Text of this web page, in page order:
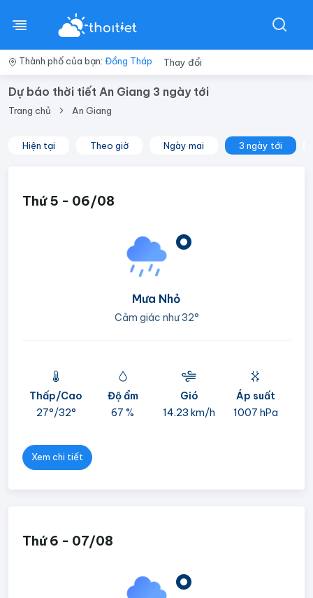
Thành phố của bạn: Đồng Tháp Thay đổi
Dự báo thời tiết An Giang 3 ngày tới
Trang chủ An Giang
Hiện tại Theo giờ Ngày mai 3 ngày tới
Thứ 5 - 06/08
°
Mưa Nhỏ
Cảm giác như32°
Thấp/Cao
27°/32°
Độ ẩm
67 %
Gió
14.23 km/h
Áp suất
1007 hPa
Xem chi tiết
Thứ 6 - 07/08